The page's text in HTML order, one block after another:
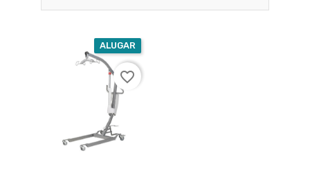
ALUGAR
favorite_border